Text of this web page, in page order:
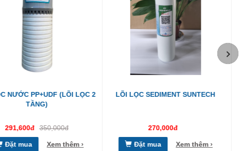
LÕI LỌC SEDIMENT SUNTECH
270,000đ
Đặt mua Xem thêm ›
LÕI LỌC CARBON - DẠNG VẶN
291,600đ
Đặt mua Xem thêm ›